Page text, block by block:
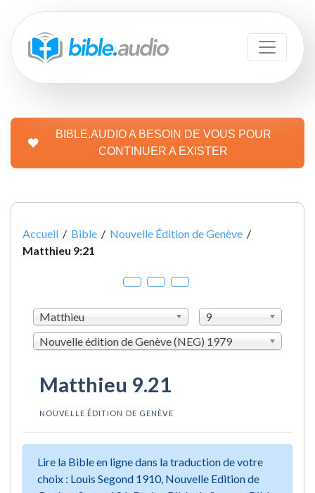
BIBLE.AUDIO A BESOIN DE VOUS POUR
CONTINUER A EXISTER
Accueil / Bible / Nouvelle Édition de Genève /
Matthieu 9:21
Matthieu
9
Nouvelle édition de Genève (NEG) 1979
Matthieu 9.21
NOUVELLE ÉDITION DE GENÈVE
Lire la Bible en ligne dans la traduction de votre
choix : Louis Segond 1910, Nouvelle Edition de